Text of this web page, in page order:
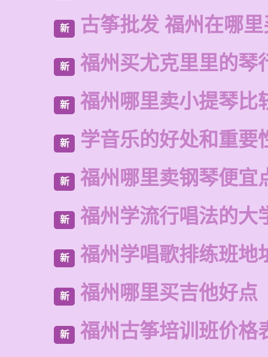
新 古筝批发 福州在哪
新 福州买尤克里里的琴
新 福州哪里卖小提琴比
新 学音乐的好处和重要
新 福州哪里卖钢琴便宜
新 福州学流行唱法的大
新 福州学唱歌排练班地
新 福州哪里买吉他好点
新 福州古筝培训班价格